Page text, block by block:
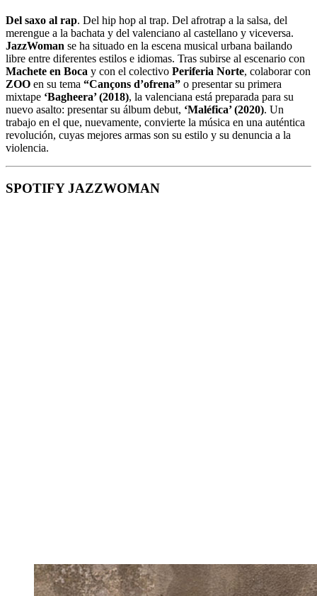
Del saxo al rap. Del hip hop al trap. Del afrotrap a la salsa, del
merengue a la bachata y del valenciano al castellano y viceversa.
JazzWoman se ha situado en la escena musical urbana bailando
libre entre diferentes estilos e idiomas. Tras subirse al escenario con
Machete en Boca y con el colectivo Periferia Norte, colaborar con
ZOO en su tema “Cançons d’ofrena” o presentar su primera
mixtape ‘Bagheera’ (2018), la valenciana está preparada para su
nuevo asalto: presentar su álbum debut, ‘Maléfica’ (2020). Un
trabajo en el que, nuevamente, convierte la música en una auténtica
revolución, cuyas mejores armas son su estilo y su denuncia a la
violencia.
SPOTIFY JAZZWOMAN